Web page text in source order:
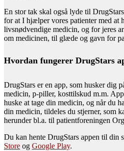
En stor tak skal også lyde til
for at I hjælper vores patienter med at
livsnødvendige medicin, og for jeres
om medicinen, til glæde og gavn for
Hvordan fungerer DrugStars
DrugStars er en app, som husker dig
medicin, p-piller, kosttilskud m.m.
huske at tage din medicin, og når du
din medicin, tildeles du stjerner, som
herunder bl.a. til patientforeningen
Du kan hente DrugStars appen til din
Store og Google Play.